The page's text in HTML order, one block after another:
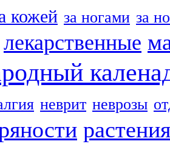
кожей за ногами за
лекарственные
неврит неврозы
растения